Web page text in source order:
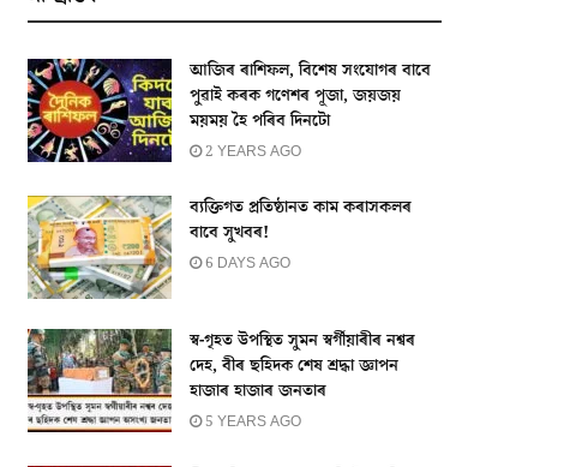
আজিৰ ৰাশিফল, বিশেষ সংযোগৰ বাবে
পুৱাই কৰক গণেশৰ পূজা, জয়জয়
ময়ময় হৈ পৰিব দিনটো
2 YEARS AGO
ব্যক্তিগত প্ৰতিষ্ঠানত কাম কৰাসকলৰ
বাবে সুখবৰ!
6 DAYS AGO
স্ব-গৃহত উপস্থিত সুমন স্বৰ্গীয়াৰীৰ নশ্বৰ
দেহ, বীৰ ছহিদক শেষ শ্ৰদ্ধা জ্ঞাপন
হাজাৰ হাজাৰ জনতাৰ
5 YEARS AGO